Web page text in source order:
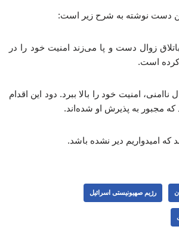
دست نوشته به شرح زیر است:
زوال دست و پا می‌زند امنیت خود را در
کرده است.
ناامنی، امنیت خود را بالا ببرد. دود این اقدام
مجبور به پذیرش او شده‌اند.
امیدواریم دیر نشده باشد.
رژیم صهیونیستی اسرائیل